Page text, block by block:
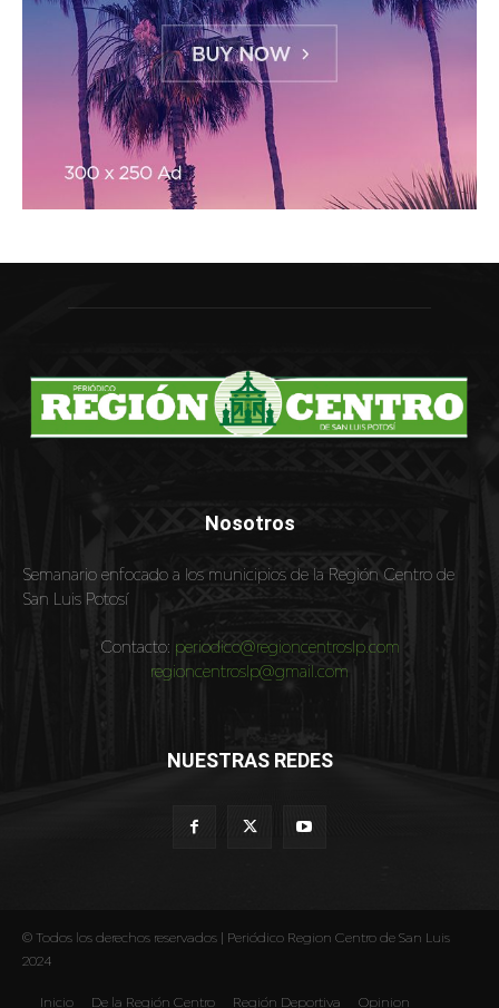
Nosotros
Semanario enfocado a los municipios de la Región Centro de
San Luis Potosí
Contacto: periodico@regioncentroslp.com
regioncentroslp@gmail.com
NUESTRAS REDES
© Todos los derechos reservados | Periódico Region Centro de San Luis
2024
Inicio De la Región Centro Región Deportiva Opinion